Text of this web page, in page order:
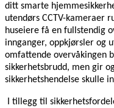
ditt smarte
utendørs CCTV-kameraer
huseiere få en fullstendig
innganger, oppkjørsler og
omfattende overvåkingen
sikkerhetsbrudd, men gir
sikkerhetshendelse skulle
I tillegg til